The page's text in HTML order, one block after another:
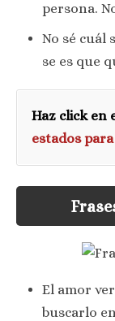
persona.
No sé cuál
se es que
Haz click en
estados
El amor
buscarlo